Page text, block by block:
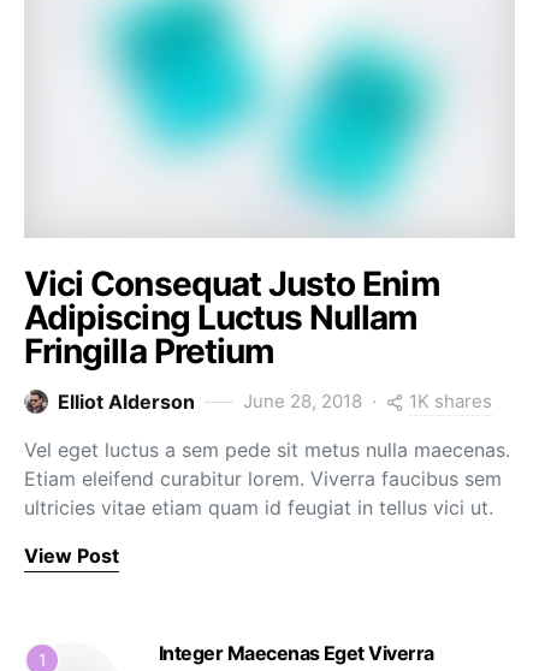
Vici Consequat Justo Enim
Adipiscing Luctus Nullam
Fringilla Pretium
Elliot Alderson June 28, 2018 1K shares
Vel eget luctus a sem pede sit metus nulla maecenas.
Etiam eleifend curabitur lorem. Viverra faucibus sem
ultricies vitae etiam quam id feugiat in tellus vici ut.
View Post
1 Integer Maecenas Eget Viverra